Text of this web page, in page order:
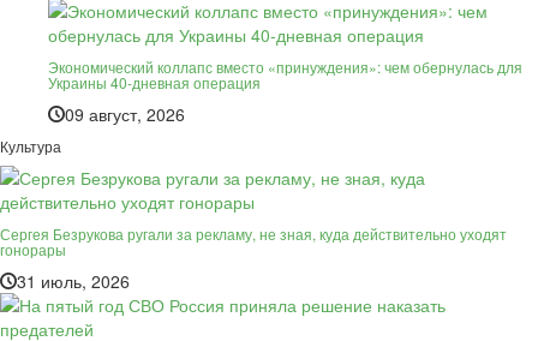
Экономический коллапс вместо «принуждения»: чем обернулась для
Украины 40-дневная операция
09 август, 2026
Культура
Сергея Безрукова ругали за рекламу, не зная, куда действительно уходят
гонорары
31 июль, 2026